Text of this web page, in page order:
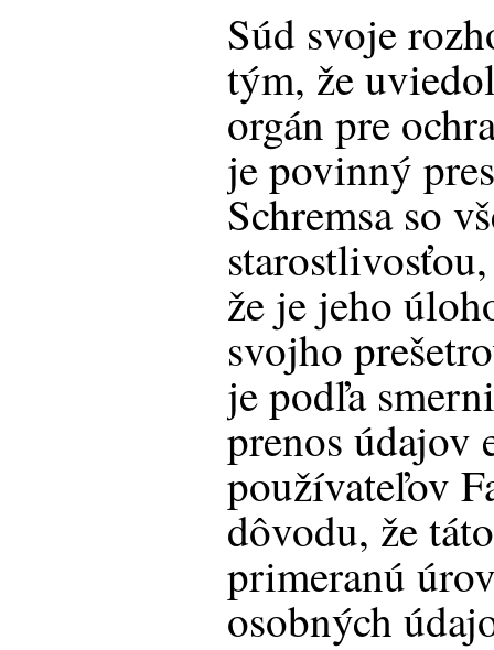
Súd svoje
tým, že
orgán pre
je povinný
Schremsa so
že je jeho
svojho
je podľa
prenos údajov
používateľov
dôvodu, že
primeranú
osobných